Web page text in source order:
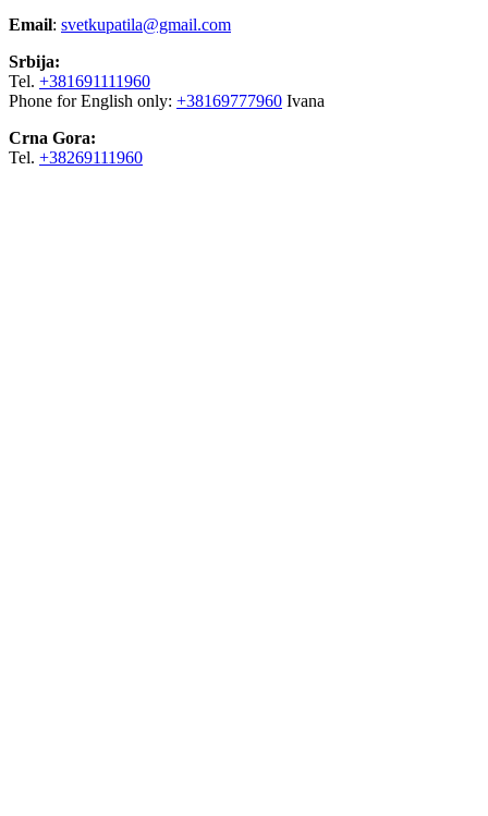
Email: svetkupatila@gmail.com
Srbija:
Tel. +381691111960
Phone for English only: +38169777960 Ivana
Crna Gora:
Tel. +38269111960